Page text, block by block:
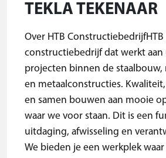
TEKLA TEKENAAR
Over HTB
constructiebedrijf dat werkt
projecten binnen de
en metaalconstructies.
en samen bouwen aan mooie
waar we voor staan. Dit is een
uitdaging, afwisseling en
We bieden je een werkplek waar